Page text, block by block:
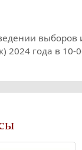
выборов
2024 года в 10-